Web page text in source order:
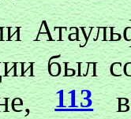
был
113в